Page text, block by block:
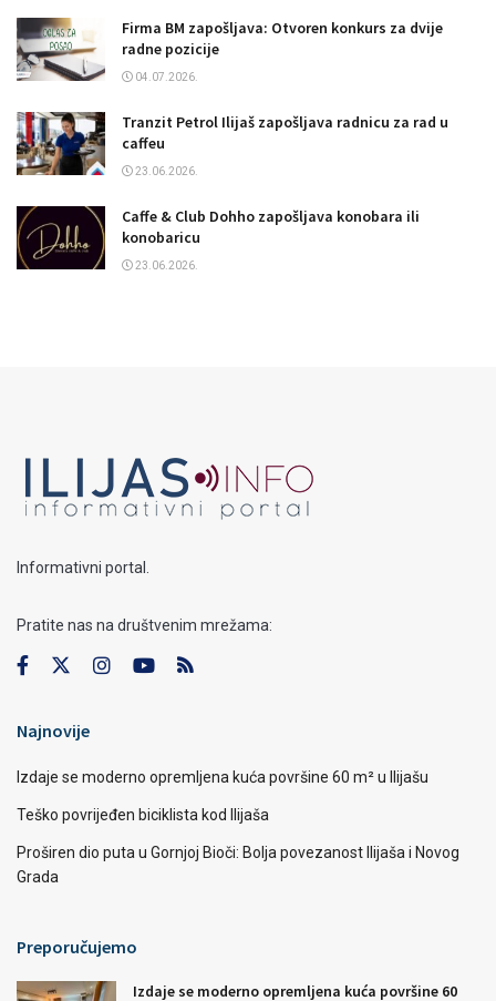
Firma BM zapošljava: Otvoren konkurs za dvije
radne pozicije
04.07.2026.
Tranzit Petrol Ilijaš zapošljava radnicu za rad u
caffeu
23.06.2026.
Caffe & Club Dohho zapošljava konobara ili
konobaricu
23.06.2026.
Informativni portal.
Pratite nas na društvenim mrežama:
Najnovije
Izdaje se moderno opremljena kuća površine 60 m² u Ilijašu
Teško povrijeđen biciklista kod Ilijaša
Proširen dio puta u Gornjoj Bioči: Bolja povezanost Ilijaša i Novog
Grada
Preporučujemo
Izdaje se moderno opremljena kuća površine 60